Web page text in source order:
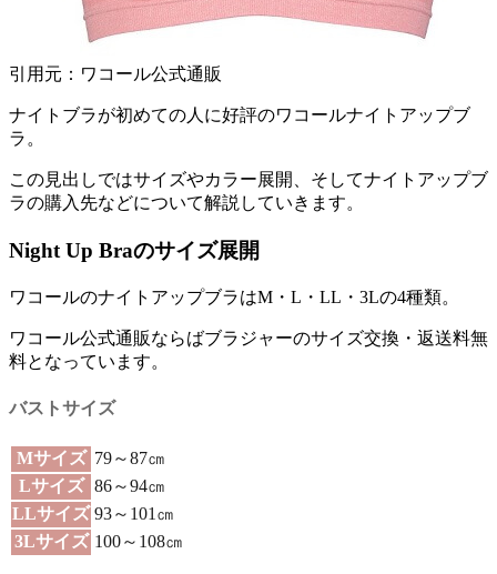
引用元：ワコール公式通販
ナイトブラが初めての人に好評のワコールナイトアップブ
ラ。
この見出しではサイズやカラー展開、そしてナイトアップブ
ラの購入先などについて解説していきます。
Night Up Braのサイズ展開
ワコールのナイトアップブラはM・L・LL・3Lの4種類。
ワコール公式通販ならばブラジャーのサイズ交換・返送料無
料となっています。
バストサイズ
Mサイズ 79～87㎝
Lサイズ 86～94㎝
LLサイズ 93～101㎝
3Lサイズ 100～108㎝